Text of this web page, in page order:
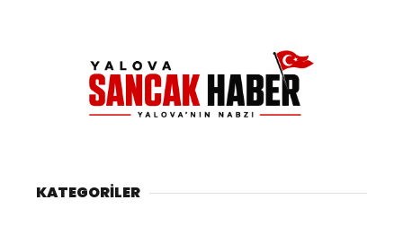
KATEGORİLER